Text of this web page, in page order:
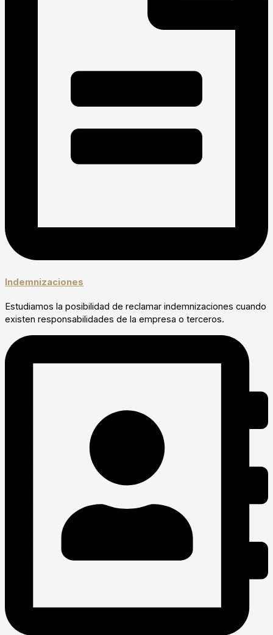
Indemnizaciones
Estudiamos la posibilidad de reclamar indemnizaciones cuando
existen responsabilidades de la empresa o terceros.